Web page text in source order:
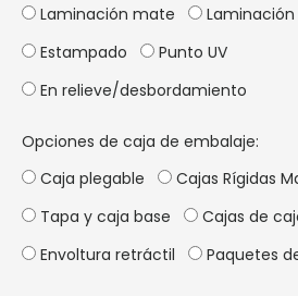
Laminación mate
Estampado
Punto UV
En relieve/desbordamiento
Opciones de caja de embalaje:
Caja plegable
Cajas Rígidas
Tapa y caja base
Cajas de
Envoltura retráctil
Paquetes